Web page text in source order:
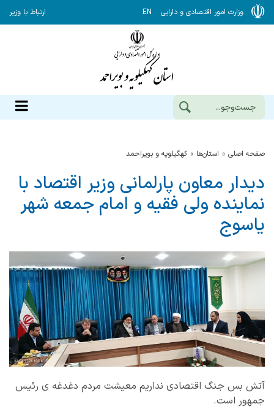
وزارت امور اقتصادی و دارایی EN ارتباط با وزیر
صفحه اصلی استان‌ها كهگيلويه و بويراحمد
دیدار معاون پارلمانی وزیر اقتصاد با
نماینده ولی فقیه و امام جمعه شهر
یاسوج
آتش بس جنگ اقتصادی نداریم معیشت مردم دغدغه ی رئیس
جمهور است.